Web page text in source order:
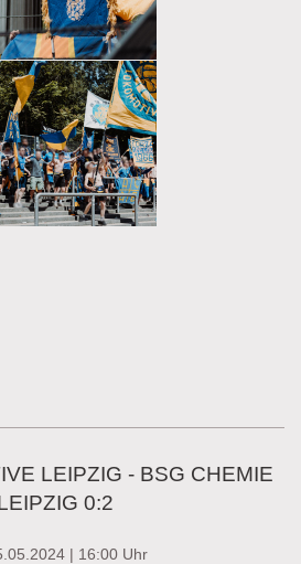
LEIPZIG - BSG CHEMIE
0:2
| 16:00 Uhr